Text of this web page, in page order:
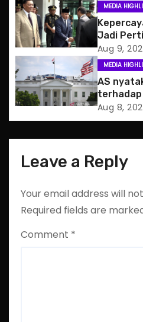
i
o
n
MEDIA
Jadi
Posisi
Aug 9,
MEDIA
AS
pertama
Aug 8,
Leave a Reply
Your email address will
Required fields are
Comment *